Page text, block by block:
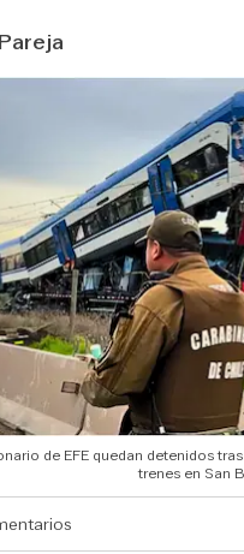
de EFE quedan detenidos
trenes en San